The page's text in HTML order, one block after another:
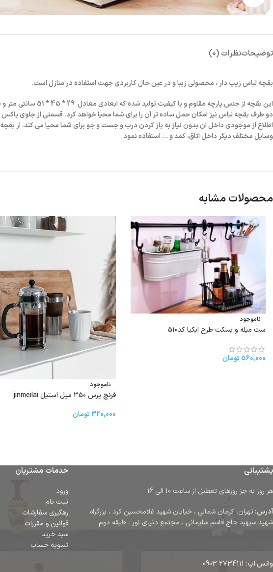
توضیحاتنظرات (0)
بقچه لباس زیپ دار ، محصولی زیبا و در عین حال کاربردی جهت استفاده در منازل است.
این بقچه از جنس پارچه مقاوم و با کیفیت تولید شده که ابعادی
معادل 29 *
دو طرف بقچه لباس نیز امکان حمل ساده تر آن را برای شما محیا خواهد کرد. قسمتی از
اطلاع از موجودی داخل آن بدون نیاز به باز کردن درب و جست و جو برای شما محیا می کند. از
وسایل مختلف دیگر داخل اتاق، کمد و … استفاده نمود
محصولات مشابه
ناموجود
ست میله و بسکت طرح ایکیا کد510
560,000تومان
ناموجود
فرنچ پرس ۳۵۰ میل استیل jinmeilai
320,000 تومان
پشتیبانی
هر روز به جز روزهای تعطیل از ساعت 10 الی 16
آدرس: تهران، کرمان شمالی ، خیابان شهید غلامحسین کرد ، بزرگراه
شهید سپهبد حاج قاسم سلیمانی ، مجتمع دنیای نور ، طبقه دوم
واتس اپ: 2734111 0903
خدمات مشتریان
ورود
ثبت نام
رهگیری سفارشات
قوانین و مقررات
سبد خرید
تسویه حساب